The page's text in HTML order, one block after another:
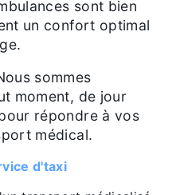
sont bien
un confort optimal
sommes
moment, de jour
répondre à vos
médical.
d'taxi